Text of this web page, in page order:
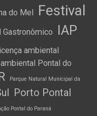
do Mel
Festival
Gastronômico
IAP
ambiental
Pontal do
Parque Natural Municipal da
Porto Pontal
Pontal do Paraná